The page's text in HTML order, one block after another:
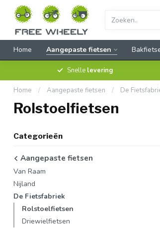
Home Aangepaste fietsen
Snelle levering
Home / Aangepaste fietsen / De
Rolstoelfietsen
Categorieën
Aangepaste fietsen
Van Raam
Nijland
De Fietsfabriek
Rolstoelfietsen
Driewielfietsen